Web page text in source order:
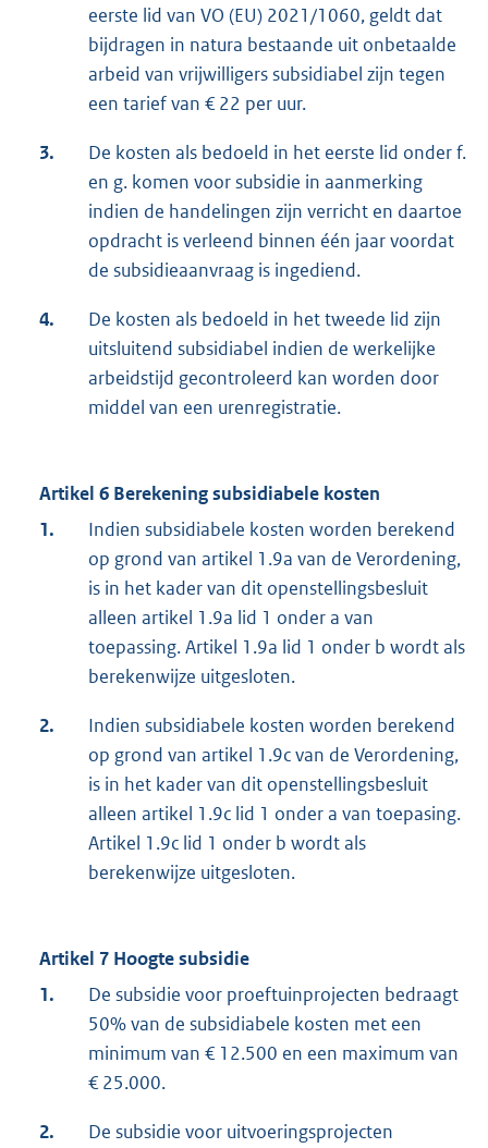
eerste lid van VO (EU) 2021/1060, geldt dat
bijdragen in natura bestaande uit onbetaalde
arbeid van vrijwilligers subsidiabel zijn tegen
een tarief van € 22 per uur.
3.
De kosten als bedoeld in het eerste lid onder f.
en g. komen voor subsidie in aanmerking
indien de handelingen zijn verricht en daartoe
opdracht is verleend binnen één jaar voordat
de subsidieaanvraag is ingediend.
4.
De kosten als bedoeld in het tweede lid zijn
uitsluitend subsidiabel indien de werkelijke
arbeidstijd gecontroleerd kan worden door
middel van een urenregistratie.
Artikel 6 Berekening subsidiabele kosten
1.
Indien subsidiabele kosten worden berekend
op grond van artikel 1.9a van de Verordening,
is in het kader van dit openstellingsbesluit
alleen artikel 1.9a lid 1 onder a van
toepassing. Artikel 1.9a lid 1 onder b wordt als
berekenwijze uitgesloten.
2.
Indien subsidiabele kosten worden berekend
op grond van artikel 1.9c van de Verordening,
is in het kader van dit openstellingsbesluit
alleen artikel 1.9c lid 1 onder a van toepasing.
Artikel 1.9c lid 1 onder b wordt als
berekenwijze uitgesloten.
Artikel 7 Hoogte subsidie
1.
De subsidie voor proeftuinprojecten bedraagt
50% van de subsidiabele kosten met een
minimum van € 12.500 en een maximum van
€ 25.000.
2.
De subsidie voor uitvoeringsprojecten